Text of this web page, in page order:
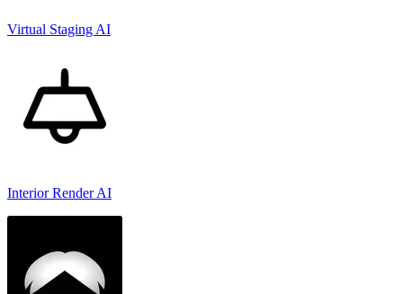
Virtual Staging AI
Interior Render AI